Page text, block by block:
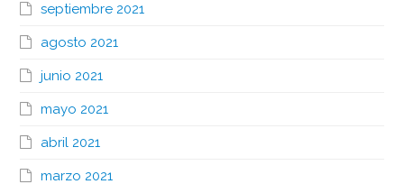
septiembre 2021
agosto 2021
junio 2021
mayo 2021
abril 2021
marzo 2021